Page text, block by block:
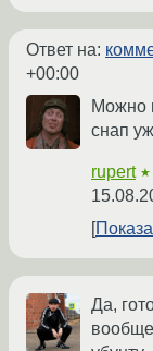
Ответ на:
+00:00
Можно
снап
rupert
Да,